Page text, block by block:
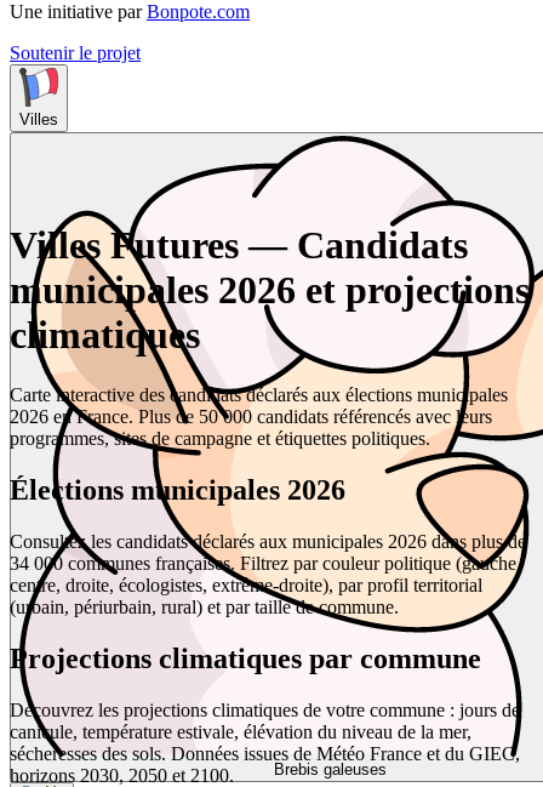
Une initiative par Bonpote.com
Soutenir le projet
Villes
Brebis galeuses
Villes Futures — Candidats
municipales 2026 et projections
climatiques
Carte interactive des candidats déclarés aux élections municipales
2026 en France. Plus de 50 000 candidats référencés avec leurs
programmes, sites de campagne et étiquettes politiques.
Élections municipales 2026
Consultez les candidats déclarés aux municipales 2026 dans plus de
34 000 communes françaises. Filtrez par couleur politique (gauche,
centre, droite, écologistes, extrême-droite), par profil territorial
(urbain, périurbain, rural) et par taille de commune.
Projections climatiques par commune
Découvrez les projections climatiques de votre commune : jours de
canicule, température estivale, élévation du niveau de la mer,
sécheresses des sols. Données issues de Météo France et du GIEC,
horizons 2030, 2050 et 2100.